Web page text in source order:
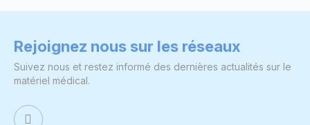
Rejoignez nous sur les réseaux
Suivez nous et restez informé des dernières actualités sur le
matériel médical.